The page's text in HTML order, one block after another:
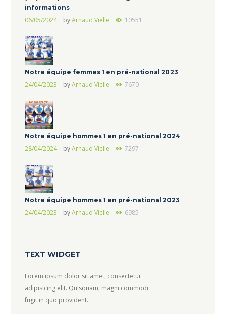
informations
06/05/2024 byArnaud Vielle 10551
Notre équipe femmes 1 en pré-national 2023
24/04/2023 byArnaud Vielle 7670
Notre équipe hommes 1 en pré-national 2024
28/04/2024 byArnaud Vielle 7297
Notre équipe hommes 1 en pré-national 2023
24/04/2023 byArnaud Vielle 6985
TEXT WIDGET
Lorem ipsum dolor sit amet, consectetur
adipisicing elit. Quisquam, magni commodi
fugit in quo provident.